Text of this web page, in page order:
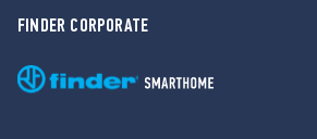
FINDER CORPORATE